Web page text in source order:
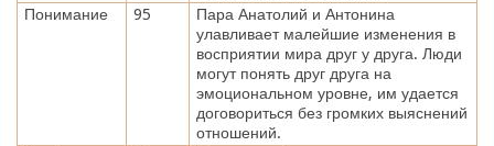
Понимание
95
Пара Анатолий и Антонина
улавливает малейшие изменения в
восприятии мира друг у друга. Люди
могут понять друг друга на
эмоциональном уровне, им удается
договориться без громких выяснений
отношений.